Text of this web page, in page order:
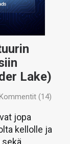
Lake)
(14)
jopa
kellolle ja